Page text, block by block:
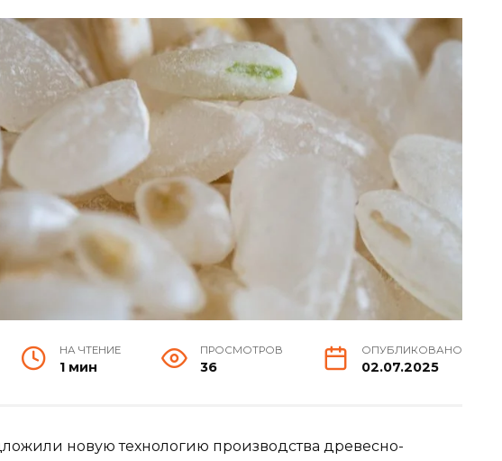
НА ЧТЕНИЕ
1 мин
ПРОСМОТРОВ
36
ОПУБЛИКОВАНО
02.07.2025
новую технологию производства древесно-